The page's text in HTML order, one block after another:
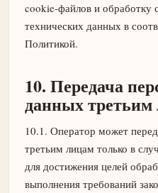
cookie-файлов и обработку
технических данных в
Политикой.
10. Передача
данных
10.1. Оператор может
третьим лицам только в
для достижения целей
выполнения требований